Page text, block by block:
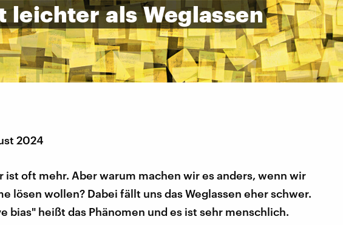
leichter als Weglassen
2024
ist oft mehr. Aber warum machen wir es anders, wenn wir
lösen wollen? Dabei fällt uns das Weglassen eher schwer.
bias" heißt das Phänomen und es ist sehr menschlich.